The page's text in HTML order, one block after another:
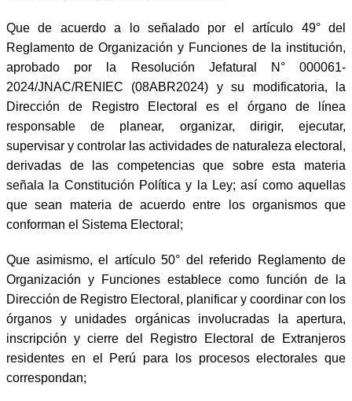
Que de acuerdo a lo señalado por el artículo 49° del
Reglamento de Organización y Funciones de la institución,
aprobado por la Resolución Jefatural N° 000061-
2024/JNAC/RENIEC (08ABR2024) y su modificatoria, la
Dirección de Registro Electoral es el órgano de línea
responsable de planear, organizar, dirigir, ejecutar,
supervisar y controlar las actividades de naturaleza electoral,
derivadas de las competencias que sobre esta materia
señala la Constitución Política y la Ley; así como aquellas
que sean materia de acuerdo entre los organismos que
conforman el Sistema Electoral;
Que asimismo, el artículo 50° del referido Reglamento de
Organización y Funciones establece como función de la
Dirección de Registro Electoral, planificar y coordinar con los
órganos y unidades orgánicas involucradas la apertura,
inscripción y cierre del Registro Electoral de Extranjeros
residentes en el Perú para los procesos electorales que
correspondan;